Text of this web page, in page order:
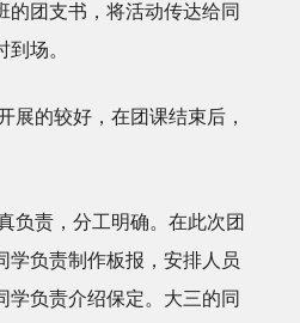
的团支书，将活动传达给同
场。
展的较好，在团课结束后，
负责，分工明确。在此次团
学负责制作板报，安排人员
学负责介绍保定。大三的同